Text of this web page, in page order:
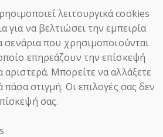
λειτουργικά cookies
για να βελτιώσει την εμπειρία
σενάρια που χρησιμοποιούνται
επηρεάζουν την επίσκεψή
αριστερά. Μπορείτε να αλλάξετε
πάσα στιγμή. Οι επιλογές σας δεν
σας.